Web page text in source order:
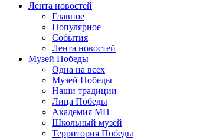
Лента новостей
Главное
Популярное
События
Лента новостей
Музей Победы
Одна на всех
Музей Победы
Наши традиции
Лица Победы
Академия МП
Школьный музей
Территория Победы